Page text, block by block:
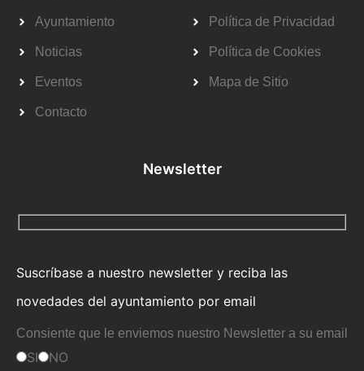
Ayuntamiento
Noticias
Eventos
Contacto
Política de Privacidad
Política de Cookies
Mapa de Sitio
Newsletter
Suscríbase a nuestro newsletter y reciba las
novedades del ayuntamiento por email
Consiente que le enviemos nuestro Newsletter a su email
SI NO